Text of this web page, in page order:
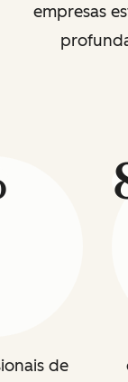
empresas
de